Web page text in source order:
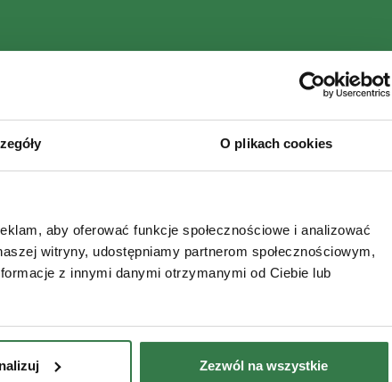
O plikach cookies
aby oferować funkcje społecznościowe i analizować
witryny, udostępniamy partnerom społecznościowym,
z innymi danymi otrzymanymi od Ciebie lub
Zezwól na wszystkie